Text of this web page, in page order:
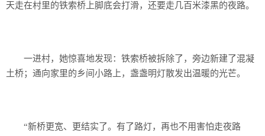
天走在村里的铁索桥上脚底会打滑，还要走几百米漆黑的夜路。
一进村，她惊喜地发现：铁索桥被拆除了，旁边新建了混凝
土桥；通向家里的乡间小路上，盏盏明灯散发出温暖的光芒。
“新桥更宽、更结实了。有了路灯，再也不用害怕走夜路